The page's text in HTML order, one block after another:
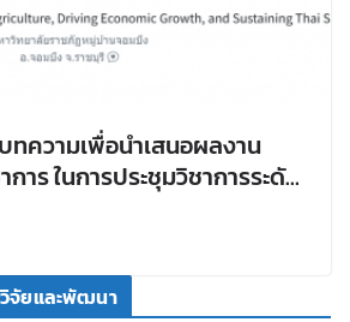
ความเพื่อนำเสนอผลงาน
าร ในการประชุมวิชาการระดับ
จัยและพัฒนา